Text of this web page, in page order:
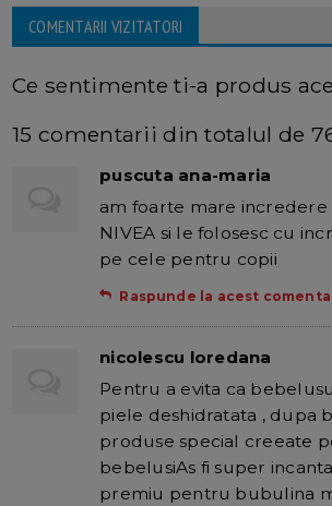
COMENTARII VIZITATORI
Ce sentimente ti-a produs
15 comentarii din totalul de
puscuta ana-maria
am foarte mare
NIVEA si le folosesc cu
pe cele pentru copii
Raspunde la acest
nicolescu loredana
Pentru a evita ca
piele deshidratata , dupa
produse special creeate
bebelusiAs fi super
premiu pentru bubulina